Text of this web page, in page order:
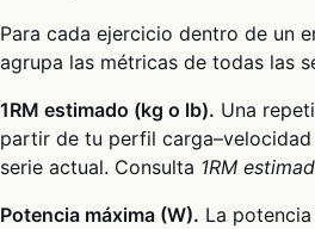
Para cada ejercicio dentro de un
agrupa las métricas de todas las
1RM estimado (kg o lb). Una
partir de tu perfil
serie actual. Consulta 1RM
Potencia máxima (W). La